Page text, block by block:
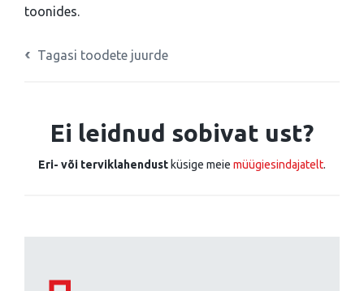
Tagasi toodete juurde
toonides.
Ei leidnud sobivat ust?
Eri- või terviklahendust küsige meie müügiesindajatelt.